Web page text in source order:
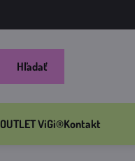
Hľadať
OUTLET ViGi®Kontakt